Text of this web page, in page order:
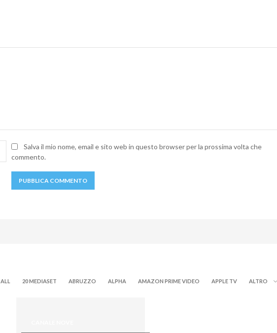
Nome:Salva il mio nome, email e sito web in questo browser per la prossima volta che
commento.
ALL 20 MEDIASET ABRUZZO ALPHA AMAZON PRIME VIDEO APPLE TV ALTRO